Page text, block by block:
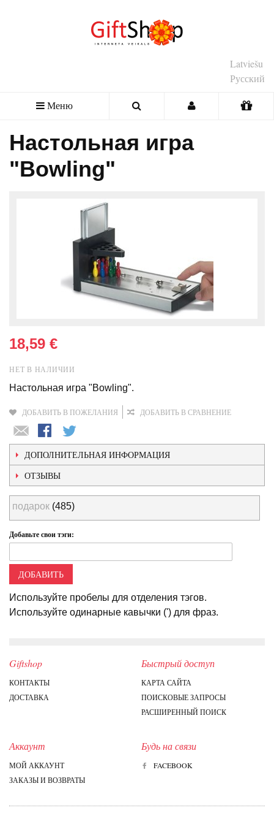
Latviešu
Русский
Меню
Настольная игра
"Bowling"
18,59 €
НЕТ В НАЛИЧИИ
Настольная игра "Bowling".
ДОБАВИТЬ В ПОЖЕЛАНИЯ ДОБАВИТЬ В СРАВНЕНИЕ
ДОПОЛНИТЕЛЬНАЯ ИНФОРМАЦИЯ
ОТЗЫВЫ
подарок (485)
Добавьте свои тэги:
ДОБАВИТЬ
Используйте пробелы для отделения тэгов.
Используйте одинарные кавычки (') для фраз.
Giftshop
КОНТАКТЫ
ДОСТАВКА
Быстрый доступ
КАРТА САЙТА
ПОИСКОВЫЕ ЗАПРОСЫ
РАСШИРЕННЫЙ ПОИСК
Аккаунт
МОЙ АККАУНТ
ЗАКАЗЫ И ВОЗВРАТЫ
Будь на связи
FACEBOOK